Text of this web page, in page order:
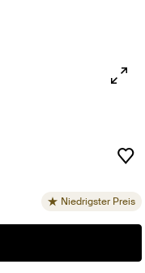
Niedrigster Preis